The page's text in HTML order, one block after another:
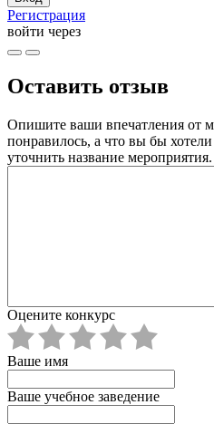
Регистрация
войти через
Оставить отзыв
Опишите ваши впечатления от
понравилось, а что вы бы
уточнить название мероприятия.
Оцените конкурс
Ваше имя
Ваше учебное заведение